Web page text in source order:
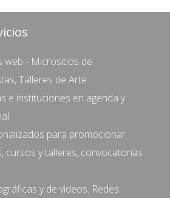
web - Micrositios de
Talleres de Arte
e instituciones en agenda y
para promocionar
cursos y talleres, convocatorias
y de videos. Redes.